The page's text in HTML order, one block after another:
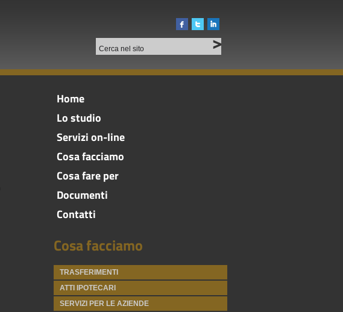
Home
Lo studio
Servizi on-line
Cosa facciamo
Cosa fare per
Documenti
Contatti
Cosa facciamo
TRASFERIMENTI
ATTI IPOTECARI
SERVIZI PER LE AZIENDE